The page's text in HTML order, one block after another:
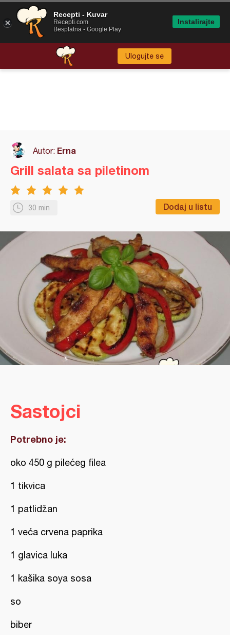
Ulogujte se
Autor: Erna
30 min Dodaj u listu
Grill salata sa piletinom
Sastojci
Potrebno je:
oko 450 g pilećeg filea
1 tikvica
1 patlidžan
1 veća crvena paprika
1 glavica luka
1 kašika soya sosa
so
biber
Recepti - Kuvar
Recepti.com
Besplatna - Google Play
Instalirajte